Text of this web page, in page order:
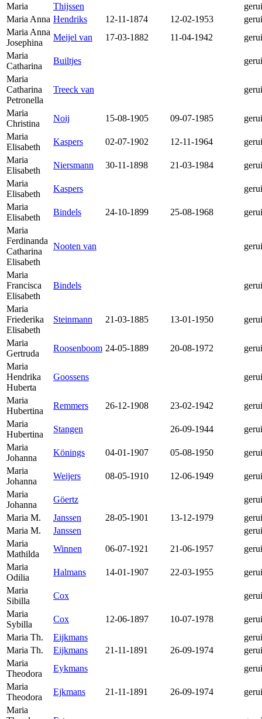
Maria
Thijssen
Maria Anna Hendriks 12-11-1874 12-02-1953
Maria Anna
Josephina
Meijel van 17-03-1882 11-04-1942
Maria
Catharina
Builtjes
Maria
Catharina
Petronella
Treeck van
Maria
Christina
Noij 15-08-1905 09-07-1985
Maria
Elisabeth
Kaspers 02-07-1902 12-11-1964
Maria
Elisabeth
Niersmann 30-11-1898 21-03-1984
Maria
Elisabeth
Kaspers
Maria
Elisabeth
Bindels 24-10-1899 25-08-1968
Maria
Ferdinanda
Catharina
Elisabeth
Nooten van
Maria
Francisca
Elisabeth
Bindels
Maria
Friederika
Elisabeth
Steinmann 21-03-1885 13-01-1950
Maria
Gertruda
Roosenboom 24-05-1889 20-08-1972
Maria
Hendrika
Huberta
Goossens
Maria
Hubertina
Remmers 26-12-1908 23-02-1942
Maria
Hubertina
Stangen 26-09-1944
Maria
Johanna
Könings 04-01-1907 05-08-1950
Maria
Johanna
Weijers 08-05-1910 12-06-1949
Maria
Johanna
Göertz
Maria M.
Janssen 28-05-1901 13-12-1979
Maria M.
Janssen
Maria
Mathilda
Winnen 06-07-1921 21-06-1957
Maria
Odilia
Halmans 14-01-1907 22-03-1955
Maria
Sibilla
Cox
Maria
Sybilla
Cox 12-06-1897 10-07-1978
Maria Th.
Eijkmans
Maria Th.
Eijkmans 21-11-1891 26-09-1974
Maria
Theodora
Eykmans
Maria
Theodora
Ejkmans 21-11-1891 26-09-1974
Maria